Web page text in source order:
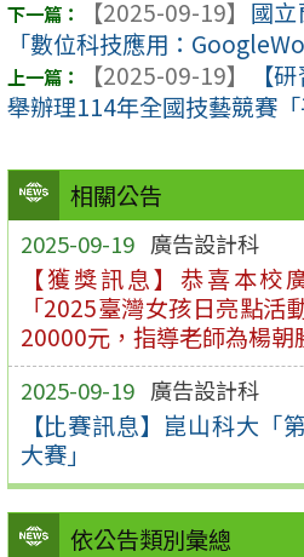
相關公告
2025-09-19 廣告設計科
【獲獎訊息】恭喜本校
「2025臺灣女孩日亮點活
20000元，指導老師為楊朝
2025-09-19 廣告設計科
【比賽訊息】崑山科大「
大賽」
依公告類別彙總
【2025-09-19】 國
「數位科技應用：
【2025-09-19】
【
舉辦理114年全國技藝競賽